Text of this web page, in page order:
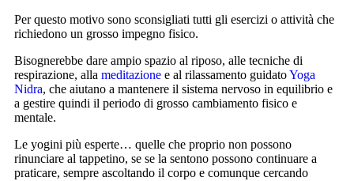
Per questo motivo sono sconsigliati tutti gli esercizi o attività che
richiedono un grosso impegno fisico.
Bisognerebbe dare ampio spazio al riposo, alle tecniche di
respirazione, alla meditazione e al rilassamento guidatoYoga
Nidra, che aiutano a mantenere il sistema nervoso in equilibrio e
a gestire quindi il periodo di grosso cambiamento fisico e
mentale.
Le yogini più esperte… quelle che proprio non possono
rinunciare al tappetino, se se la sentono possono continuare a
praticare, sempre ascoltando il corpo e comunque cercando